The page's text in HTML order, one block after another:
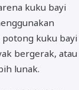
kuku bayi
kuku bayi
bergerak, atau
lunak.